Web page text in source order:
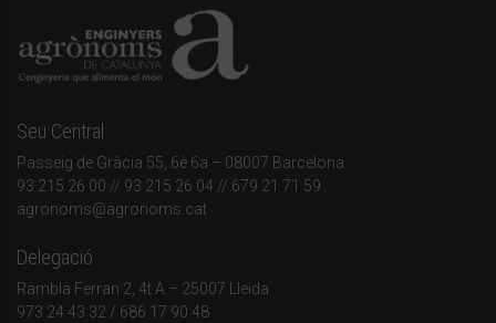
Seu Central
Passeig de Gràcia 55, 6è 6a – 08007 Barcelona
93 215 26 00 // 93 215 26 04 // 679 21 71 59
agronoms@agronoms.cat
Delegació
Rambla Ferran 2, 4t A – 25007 Lleida
973 24 43 32 / 686 17 90 48